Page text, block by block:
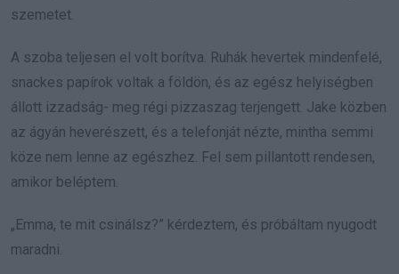
szemetet.
A szoba teljesen el volt borítva. Ruhák hevertek mindenfelé,
snackes papírok voltak a földön, és az egész helyiségben
állott izzadság- meg régi pizzaszag terjengett. Jake közben
az ágyán heverészett, és a telefonját nézte, mintha semmi
köze nem lenne az egészhez. Fel sem pillantott rendesen,
amikor beléptem.
„Emma, te mit csinálsz?” kérdeztem, és próbáltam nyugodt
maradni.